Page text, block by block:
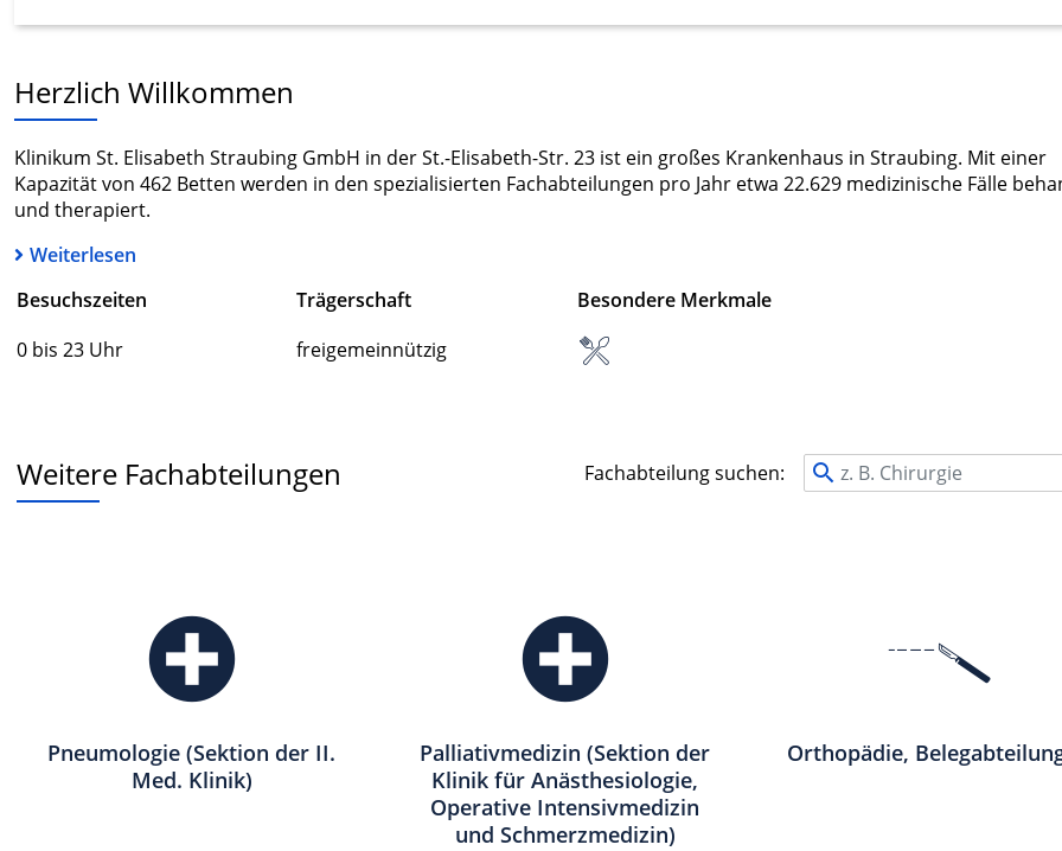
Herzlich Willkommen
Klinikum St. Elisabeth Straubing GmbH in der St.-Elisabeth-Str. 23 ist ein großes Krankenhaus in Straubing. Mit einer
Kapazität von 462 Betten werden in den spezialisierten Fachabteilungen pro Jahr etwa 22.629 medizinische Fälle
und therapiert.
Weiterlesen
Besuchszeiten
0 bis 23 Uhr
Trägerschaft
freigemeinnützig
Besondere Merkmale
Weitere Fachabteilungen Fachabteilung suchen:
Pneumologie (Sektion der II.
Med. Klinik)
Palliativmedizin (Sektion der
Klinik für Anästhesiologie,
Operative Intensivmedizin
und Schmerzmedizin)
Orthopädie,